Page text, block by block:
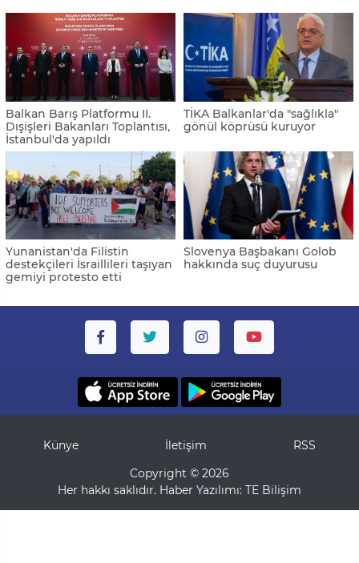
Balkan Barış Platformu II.
Dışişleri Bakanları Toplantısı,
İstanbul'da yapıldı
TİKA Balkanlar'da "sağlıkla"
gönül köprüsü kuruyor
Yunanistan'da Filistin
destekçileri İsraillileri taşıyan
gemiyi protesto etti
Slovenya Başbakanı Golob
hakkında suç duyurusu
Künye İletişim
RSS
Copyright © 2026
Her hakkı saklıdır. Haber Yazılımı: TE Bilişim